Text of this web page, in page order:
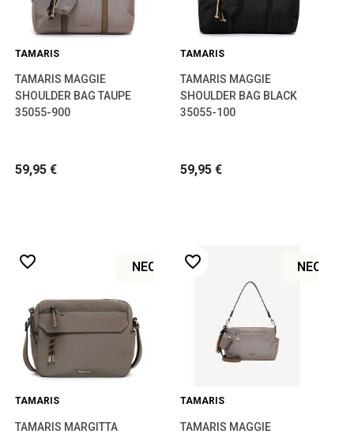
TAMARIS
TAMARIS MAGGIE
SHOULDER BAG TAUPE
35055-900
59,95 €
TAMARIS
TAMARIS MAGGIE
SHOULDER BAG BLACK
35055-100
59,95 €
TAMARIS
TAMARIS MARGITTA
ΝΈΟ
favorite_border
TAMARIS
TAMARIS MAGGIE
ΝΈΟ
favorite_border